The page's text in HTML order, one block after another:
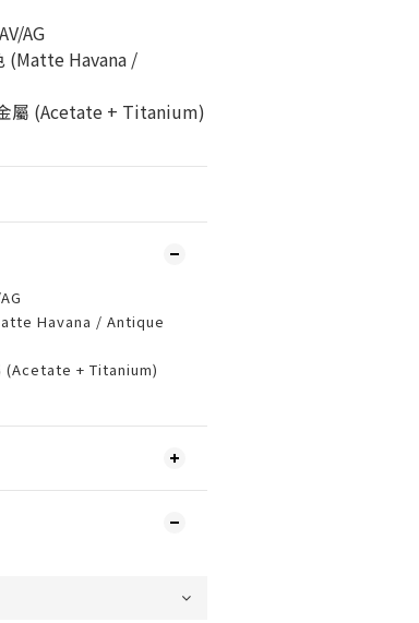
AG
(Matte Havana /
屬 (Acetate + Titanium)
Havana / Antique
(Acetate + Titanium)